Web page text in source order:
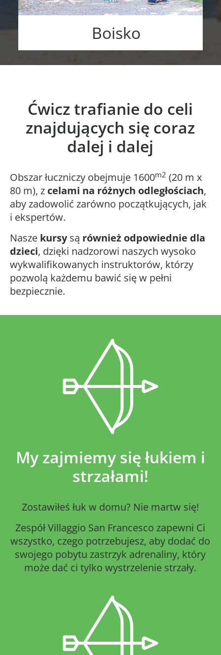
Boisko
Ćwicz trafianie do celi
znajdujących się coraz
dalej i dalej
Obszar łuczniczy obejmuje 1600m2 (20 m x
80 m), z celami na różnych odległościach,
aby zadowolić zarówno początkujących, jak
i ekspertów.
Nasze kursysą również odpowiednie dla
dzieci, dzięki nadzorowi naszych wysoko
wykwalifikowanych instruktorów, którzy
pozwolą każdemu bawić się w pełni
bezpiecznie.
My zajmiemy się łukiem i
strzałami!
Zostawiłeś łuk w domu? Nie martw się!
Zespół Villaggio San Francesco zapewni Ci
wszystko, czego potrzebujesz, aby dodać do
swojego pobytu zastrzyk adrenaliny, który
może dać ci tylko wystrzelenie strzały.